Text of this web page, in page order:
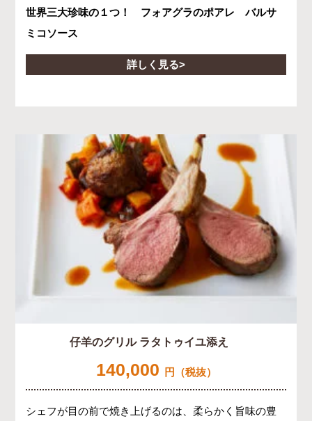
世界三大珍味の１つ！ フォアグラのポアレ バルサ
ミコソース
詳しく見る
仔羊のグリル ラタトゥイユ添え
140,000 円（税抜）
シェフが目の前で焼き上げるのは、柔らかく旨味の豊